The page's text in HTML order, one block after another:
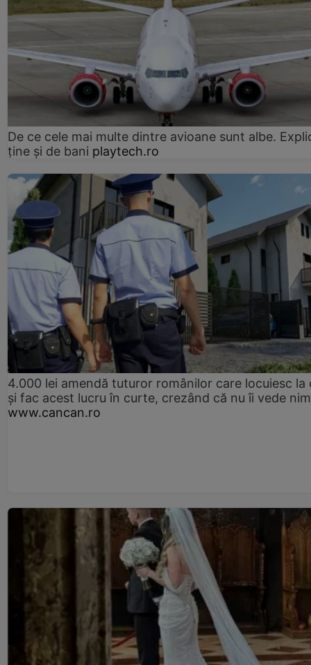
De ce cele mai multe dintre avioane sunt albe.
ține și de bani playtech.ro
4.000 lei amendă tuturor românilor care locuiesc la
și fac acest lucru în curte, crezând că nu îi vede
www.cancan.ro